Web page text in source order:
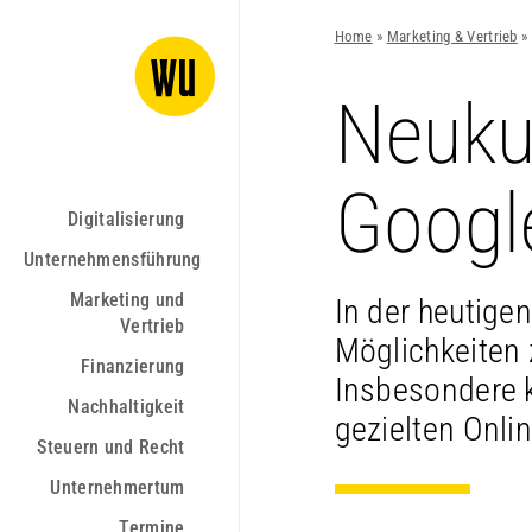
Digitalisierung
Unternehmensführung
Marketing und
Vertrieb
Finanzierung
Nachhaltigkeit
Steuern und Recht
Unternehmertum
Home » Marketing & Vertrieb »
In der
Möglichkeiten
Insbesondere
gezielten